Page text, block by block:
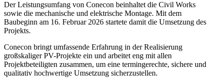
Der Leistungsumfang von Conecon beinhaltet die Civil Works
sowie die mechanische und elektrische Montage. Mit dem
Baubeginn am 16. Februar 2026 startete damit die Umsetzung des
Projekts.
Conecon bringt umfassende Erfahrung in der Realisierung
großskaliger PV-Projekte ein und arbeitet eng mit allen
Projektbeteiligten zusammen, um eine termingerechte, sichere und
qualitativ hochwertige Umsetzung sicherzustellen.